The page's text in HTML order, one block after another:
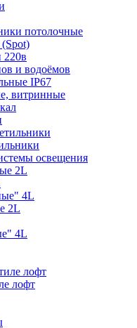
потолочные
220в
и водоёмов
IP67
витринные
освещения
2L
4L
2L
4L
лофт